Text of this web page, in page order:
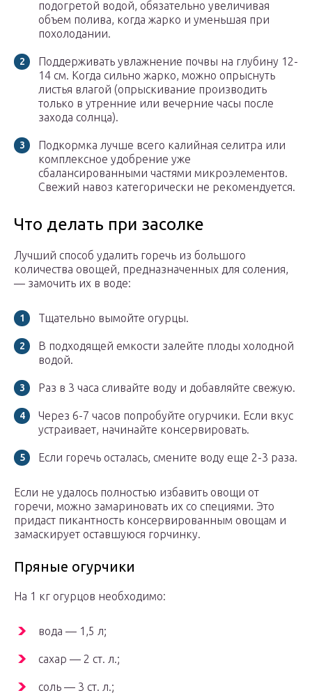
подогретой водой, обязательно увеличивая
объем полива, когда жарко и уменьшая при
похолодании.
Поддерживать увлажнение почвы на глубину 12-
14 см. Когда сильно жарко, можно опрыснуть
листья влагой (опрыскивание производить
только в утренние или вечерние часы после
захода солнца).
Подкормка лучше всего калийная селитра или
комплексное удобрение уже
сбалансированными частями микроэлементов.
Свежий навоз категорически не рекомендуется.
Что делать при засолке
Лучший способ удалить горечь из большого
количества овощей, предназначенных для соления,
— замочить их в воде:
Тщательно вымойте огурцы.
В подходящей емкости залейте плоды холодной
водой.
Раз в 3 часа сливайте воду и добавляйте свежую.
Через 6-7 часов попробуйте огурчики. Если вкус
устраивает, начинайте консервировать.
Если горечь осталась, смените воду еще 2-3 раза.
Если не удалось полностью избавить овощи от
горечи, можно замариновать их со специями. Это
придаст пикантность консервированным овощам и
замаскирует оставшуюся горчинку.
Пряные огурчики
На 1 кг огурцов необходимо:
вода — 1,5 л;
сахар — 2 ст. л.;
соль — 3 ст. л.;